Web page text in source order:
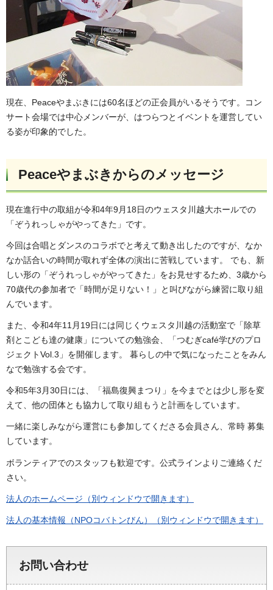
現在、Peaceやまぶきには60名ほどの正会員がいるそうです。コン
サート会場では中心メンバーが、はつらつとイベントを運営してい
る姿が印象的でした。
Peaceやまぶきからのメッセージ
現在進行中の取組が令和4年9月18日のウェスタ川越大ホールでの
「ぞうれっしゃがやってきた」です。
今回は合唱とダンスのコラボでと考えて動き出したのですが、なか
なか話合いの時間が取れず全体の演出に苦戦しています。 でも、新
しい形の「ぞうれっしゃがやってきた」をお見せするため、3歳から
70歳代の参加者で「時間が足りない！」と叫びながら練習に取り組
んでいます。
また、令和4年11月19日には同じくウェスタ川越の活動室で「除草
剤とこども達の健康」についての勉強会、「つむぎcafé学びのプロ
ジェクトVol.3」を開催します。 暮らしの中で気になったことをみん
なで勉強する会です。
令和5年3月30日には、「福島復興まつり」を今までとは少し形を変
えて、他の団体とも協力して取り組もうと計画をしています。
一緒に楽しみながら運営にも参加してくださる会員さん、常時 募集
しています。
ボランティアでのスタッフも歓迎です。公式ラインよりご連絡くだ
さい。
法人のホームページ（別ウィンドウで開きます）
法人の基本情報（NPOコバトンびん）（別ウィンドウで開きます）
お問い合わせ